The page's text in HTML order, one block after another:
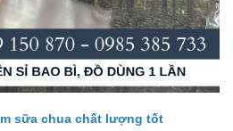
sữa chua chất lượng tốt